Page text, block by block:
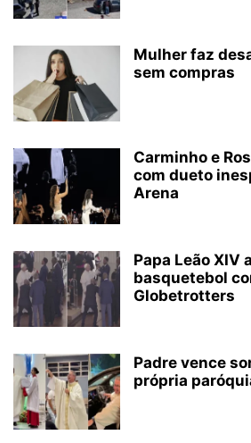
Mulher faz
sem compras
Carminho e
com dueto
Arena
Papa Leão XIV
basquetebol
Globetrotters
Padre vence
própria